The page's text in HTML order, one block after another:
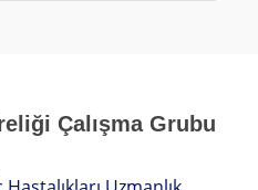
Çalışma Grubu